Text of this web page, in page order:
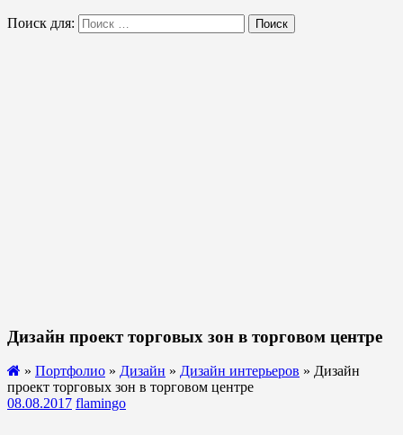
Поиск для: Поиск
Дизайн проект торговых зон в торговом центре
» Портфолио » Дизайн » Дизайн интерьеров » Дизайн
проект торговых зон в торговом центре
08.08.2017 flamingo